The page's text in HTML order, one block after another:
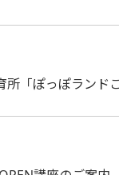
所「ぽっぽランド